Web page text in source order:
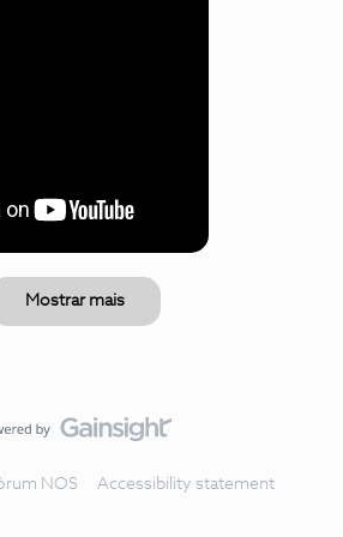
Mostrar mais
NOS Accessibility statement